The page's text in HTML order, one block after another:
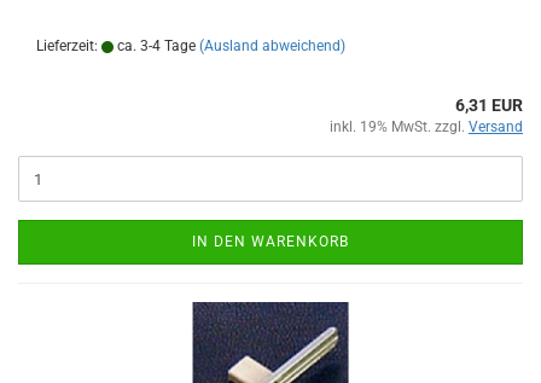
Lieferzeit: ca. 3-4 Tage (Ausland abweichend)
6,31 EUR
inkl. 19% MwSt. zzgl. Versand
IN DEN WARENKORB